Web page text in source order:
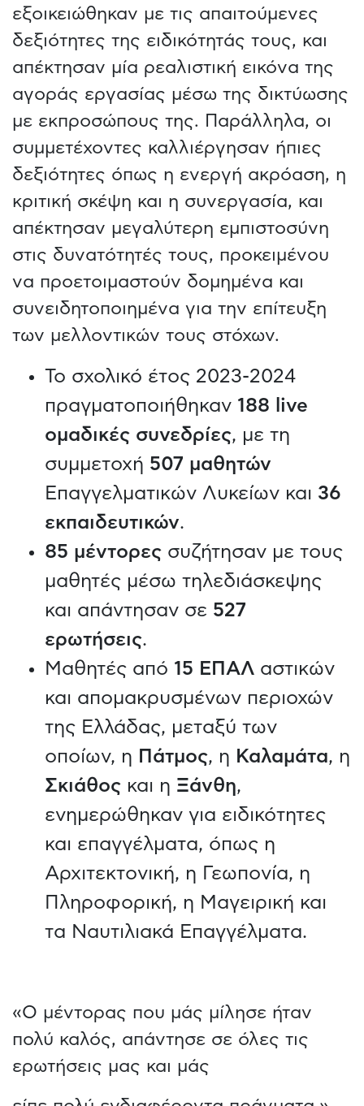
εξοικειώθηκαν με τις απαιτούμενες
δεξιότητες της ειδικότητάς τους, και
απέκτησαν μία ρεαλιστική εικόνα της
αγοράς εργασίας μέσω της δικτύωσης
με εκπροσώπους της. Παράλληλα, οι
συμμετέχοντες καλλιέργησαν ήπιες
δεξιότητες όπως η ενεργή ακρόαση, η
κριτική σκέψη και η συνεργασία, και
απέκτησαν μεγαλύτερη εμπιστοσύνη
στις δυνατότητές τους, προκειμένου
να προετοιμαστούν δομημένα και
συνειδητοποιημένα για την επίτευξη
των μελλοντικών τους στόχων.
Το σχολικό έτος 2023-2024
πραγματοποιήθηκαν 188 live
ομαδικές συνεδρίες, με τη
συμμετοχή 507 μαθητών
Επαγγελματικών Λυκείων και 36
εκπαιδευτικών.
85 μέντορες συζήτησαν με τους
μαθητές μέσω τηλεδιάσκεψης
και απάντησαν σε 527
ερωτήσεις.
Μαθητές από 15 ΕΠΑΛ αστικών
και απομακρυσμένων περιοχών
της Ελλάδας, μεταξύ των
οποίων, η Πάτμος, η Καλαμάτα, η
Σκιάθος και η Ξάνθη,
ενημερώθηκαν για ειδικότητες
και επαγγέλματα, όπως η
Αρχιτεκτονική, η Γεωπονία, η
Πληροφορική, η Μαγειρική και
τα Ναυτιλιακά Επαγγέλματα.
«Ο μέντορας που μάς μίλησε ήταν
πολύ καλός, απάντησε σε όλες τις
ερωτήσεις μας και μάς